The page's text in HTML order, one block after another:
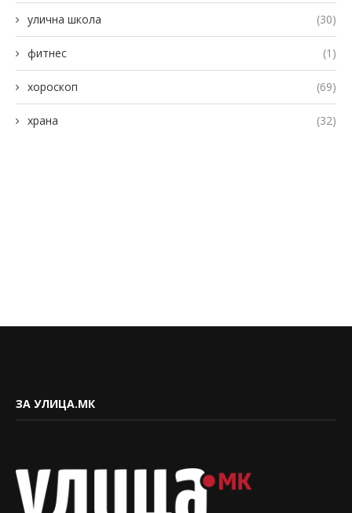
улична школа (30)
фитнес (1)
хороскоп (69)
храна (32)
ЗА УЛИЦА.МК